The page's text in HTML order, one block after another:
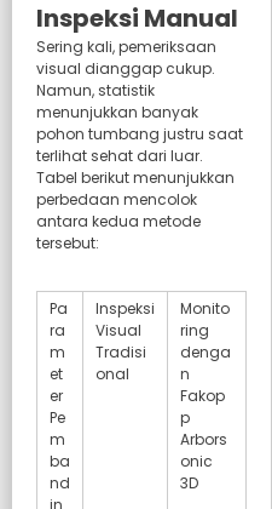
Inspeksi Manual
Sering kali, pemeriksaan
visual dianggap cukup.
Namun, statistik
menunjukkan banyak
pohon tumbang justru saat
terlihat sehat dari luar.
Tabel berikut menunjukkan
perbedaan mencolok
antara kedua metode
tersebut:
Pa
ra
m
et
er
Pe
m
ba
nd
in
Inspeksi
Visual
Tradisi
onal
Monito
ring
denga
n
Fakop
p
Arbors
onic
3D